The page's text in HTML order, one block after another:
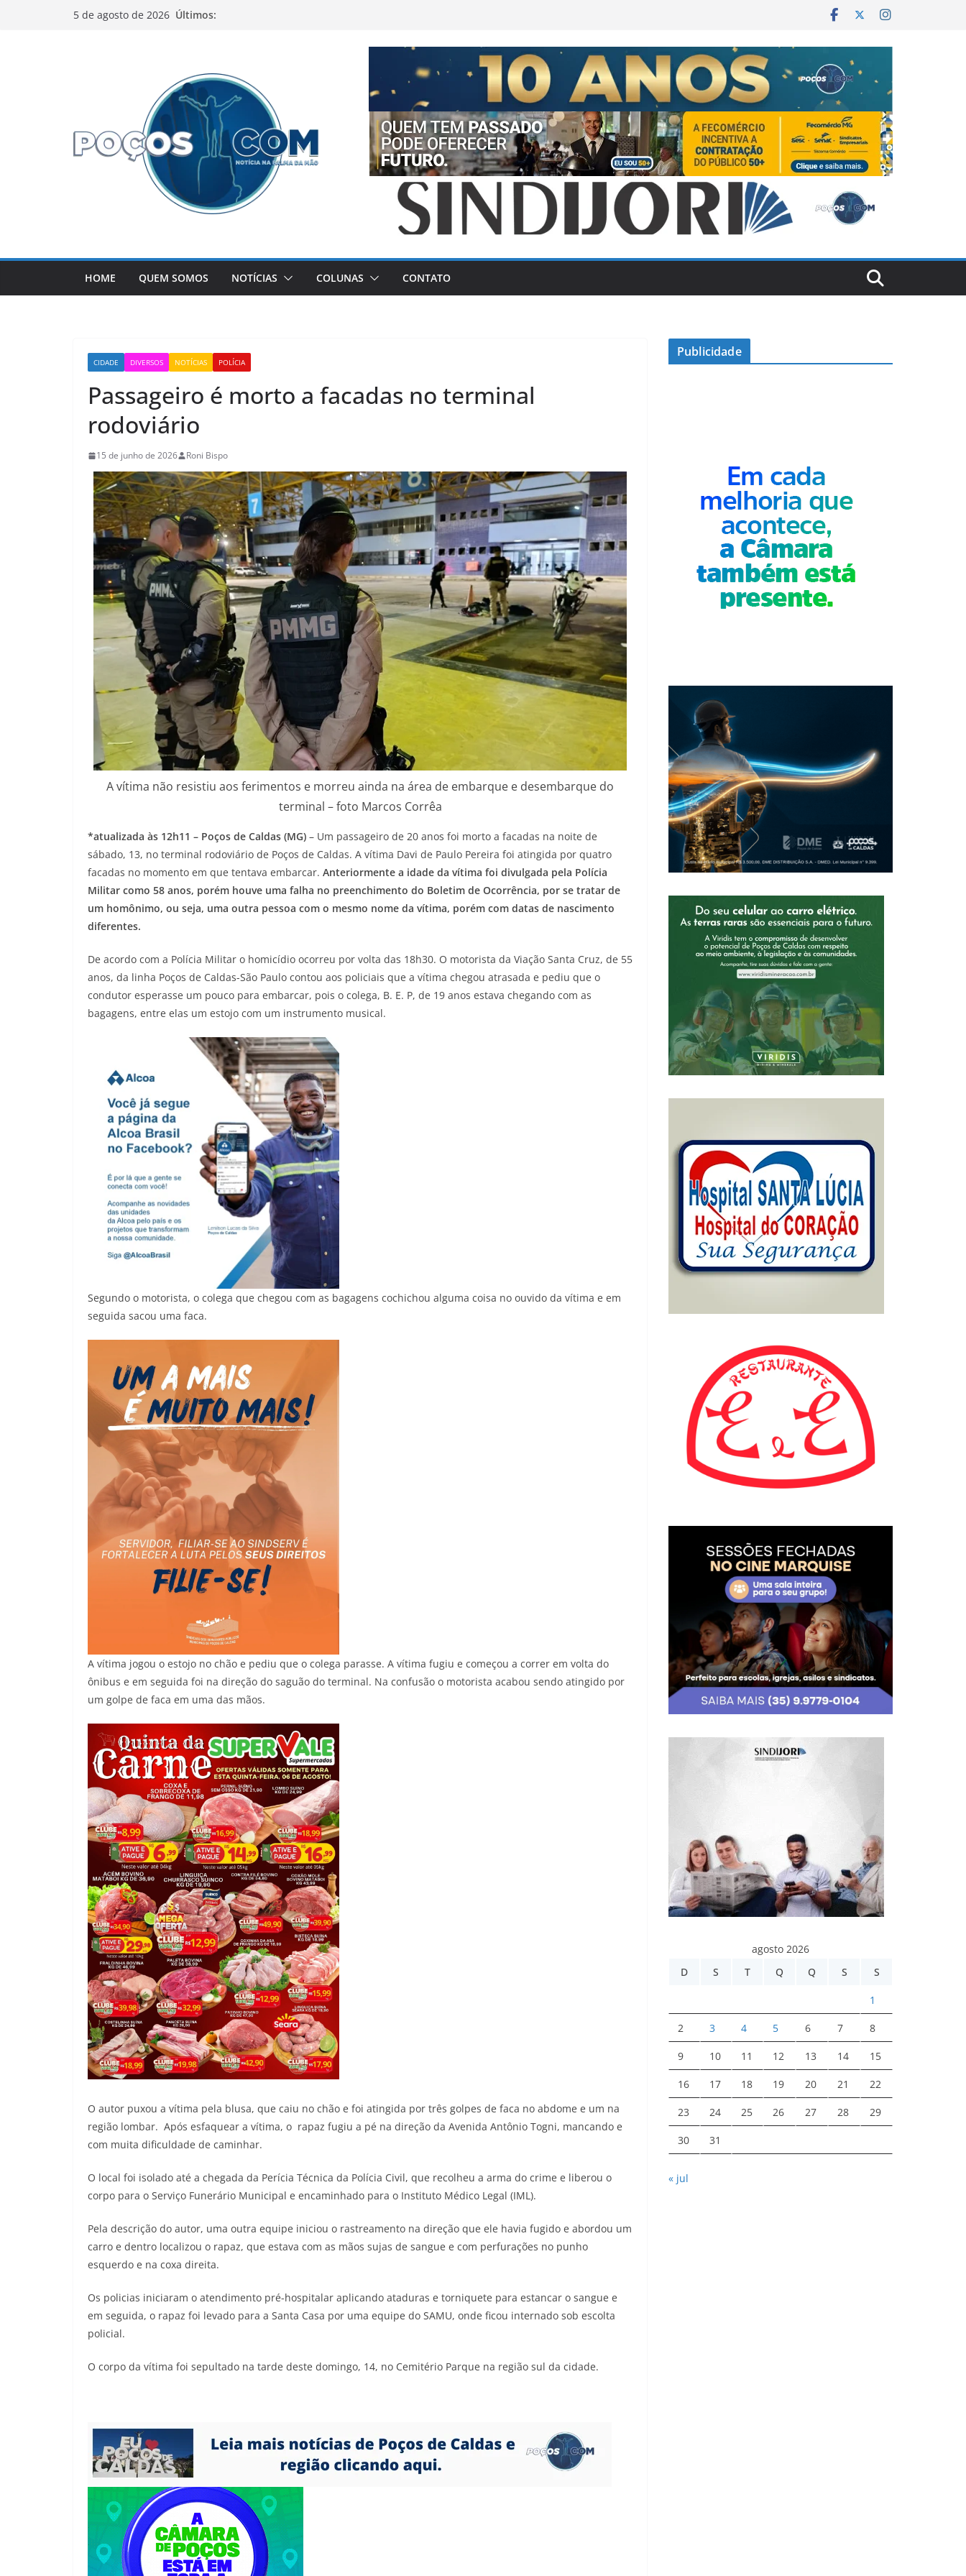
5 de agosto de 2026 Últimos:
HOME QUEM SOMOS NOTÍCIAS COLUNAS CONTATO
CIDADE DIVERSOS NOTÍCIAS POLÍCIA
Passageiro é morto a facadas no terminal
rodoviário
15 de junho de 2026 Roni Bispo
A vítima não resistiu aos ferimentos e morreu ainda na área de embarque e desembarque do
terminal – foto Marcos Corrêa
*atualizada às 12h11 – Poços de Caldas (MG) – Um passageiro de 20 anos foi morto a facadas na noite de
sábado, 13, no terminal rodoviário de Poços de Caldas. A vítima Davi de Paulo Pereira foi atingida por quatro
facadas no momento em que tentava embarcar. Anteriormente a idade da vítima foi divulgada pela Polícia
Militar como 58 anos, porém houve uma falha no preenchimento do Boletim de Ocorrência, por se tratar de
um homônimo, ou seja, uma outra pessoa com o mesmo nome da vítima, porém com datas de nascimento
diferentes.
De acordo com a Polícia Militar o homicídio ocorreu por volta das 18h30. O motorista da Viação Santa Cruz, de 55
anos, da linha Poços de Caldas-São Paulo contou aos policiais que a vítima chegou atrasada e pediu que o
condutor esperasse um pouco para embarcar, pois o colega, B. E. P, de 19 anos estava chegando com as
bagagens, entre elas um estojo com um instrumento musical.
Segundo o motorista, o colega que chegou com as bagagens cochichou alguma coisa no ouvido da vítima e em
seguida sacou uma faca.
A vítima jogou o estojo no chão e pediu que o colega parasse. A vítima fugiu e começou a correr em volta do
ônibus e em seguida foi na direção do saguão do terminal. Na confusão o motorista acabou sendo atingido por
um golpe de faca em uma das mãos.
O autor puxou a vítima pela blusa, que caiu no chão e foi atingida por três golpes de faca no abdome e um na
região lombar. Após esfaquear a vítima, o rapaz fugiu a pé na direção da Avenida Antônio Togni, mancando e
com muita dificuldade de caminhar.
O local foi isolado até a chegada da Perícia Técnica da Polícia Civil, que recolheu a arma do crime e liberou o
corpo para o Serviço Funerário Municipal e encaminhado para o Instituto Médico Legal (IML).
Pela descrição do autor, uma outra equipe iniciou o rastreamento na direção que ele havia fugido e abordou um
carro e dentro localizou o rapaz, que estava com as mãos sujas de sangue e com perfurações no punho
esquerdo e na coxa direita.
Os policias iniciaram o atendimento pré-hospitalar aplicando ataduras e torniquete para estancar o sangue e
em seguida, o rapaz foi levado para a Santa Casa por uma equipe do SAMU, onde ficou internado sob escolta
policial.
O corpo da vítima foi sepultado na tarde deste domingo, 14, no Cemitério Parque na região sul da cidade.
Publicidade
agosto 2026
D
S T Q Q S S
1
2 3 4 5 6 7 8
9 10 11 12 13 14 15
16 17 18 19 20 21 22
23 24 25 26 27 28 29
30 31
« jul